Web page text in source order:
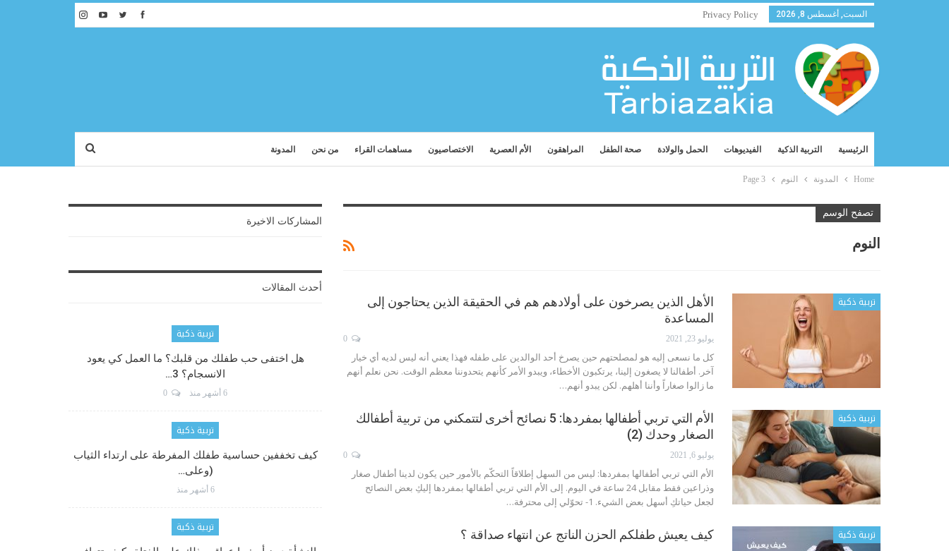
السبت, أغسطس 8, 2026 Privacy Policy
الرئيسية التربية الذكية الفيديوهات الحمل والولادة صحة الطفل المراهقون الأم العصرية الاختصاصيون مساهمات القراء من نحن المدونة
Home المدونة النوم Page 3
تصفح الوسم
النوم
تربية ذكية
الأهل الذين يصرخون على أولادهم هم في الحقيقة الذين يحتاجون إلى
المساعدة
يوليو 23, 2021
كل ما نسعى إليه هو لمصلحتهم حين يصرخ أحد الوالدين على طفله فهذا يعني أنه ليس لديه أي خيار
آخر. أطفالنا لا يصغون إلينا، يرتكبون الأخطاء، ويبدو الأمر كأنهم يتحدوننا معظم الوقت. نحن نعلم أنهم
ما زالوا صغاراً وأننا أهلهم. لكن يبدو أنهم…
تربية ذكية
الأم التي تربي أطفالها بمفردها: 5 نصائح أخرى لتتمكني من تربية أطفالك
الصغار وحدك (2)
يوليو 6, 2021
الأم التي تربي أطفالها بمفردها: ليس من السهل إطلاقاً التحكّم بالأمور حين يكون لدينا أطفال صغار
وذراعين فقط مقابل 24 ساعة في اليوم. إلى الأم التي تربي أطفالها بمفردها إليكِ بعض النصائح
لجعل حياتكِ أسهل بعض الشيء. 1- تحوّلي إلى محترفة…
تربية ذكية كيف يعيش طفلكم الحزن الناتج عن انتهاء صداقة ؟
المشاركات الاخيرة
أحدث المقالات
تربية ذكية
هل اختفى حب طفلك من قلبك؟ ما العمل كي يعود
الانسجام؟ 3…
6 أشهر منذ
تربية ذكية
كيف تخففين حساسية طفلك المفرطة على ارتداء الثياب
(وعلى…
6 أشهر منذ
تربية ذكية